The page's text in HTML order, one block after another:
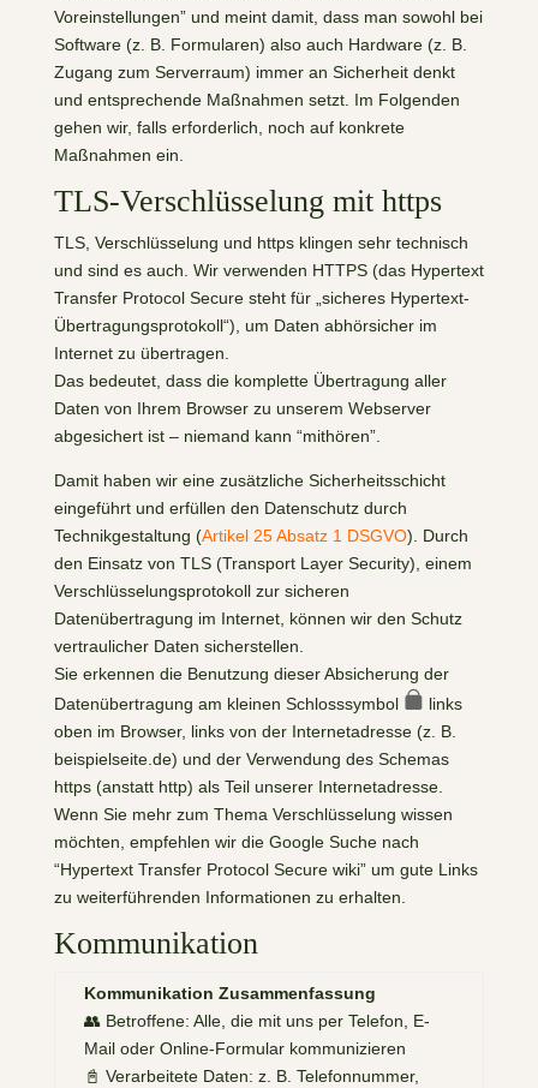
Voreinstellungen” und meint damit, dass man sowohl bei
Software (z. B. Formularen) also auch Hardware (z. B.
Zugang zum Serverraum) immer an Sicherheit denkt
und entsprechende Maßnahmen setzt. Im Folgenden
gehen wir, falls erforderlich, noch auf konkrete
Maßnahmen ein.
TLS-Verschlüsselung mit https
TLS, Verschlüsselung und https klingen sehr technisch
und sind es auch. Wir verwenden HTTPS (das Hypertext
Transfer Protocol Secure steht für „sicheres Hypertext-
Übertragungsprotokoll“), um Daten abhörsicher im
Internet zu übertragen.
Das bedeutet, dass die komplette Übertragung aller
Daten von Ihrem Browser zu unserem Webserver
abgesichert ist – niemand kann “mithören”.
Damit haben wir eine zusätzliche Sicherheitsschicht
eingeführt und erfüllen den Datenschutz durch
Technikgestaltung (Artikel 25 Absatz 1 DSGVO). Durch
den Einsatz von TLS (Transport Layer Security), einem
Verschlüsselungsprotokoll zur sicheren
Datenübertragung im Internet, können wir den Schutz
vertraulicher Daten sicherstellen.
Sie erkennen die Benutzung dieser Absicherung der
Datenübertragung am kleinen Schlosssymbol
links
oben im Browser, links von der Internetadresse (z. B.
beispielseite.de) und der Verwendung des Schemas
https (anstatt http) als Teil unserer Internetadresse.
Wenn Sie mehr zum Thema Verschlüsselung wissen
möchten, empfehlen wir die Google Suche nach
“Hypertext Transfer Protocol Secure wiki” um gute Links
zu weiterführenden Informationen zu erhalten.
Kommunikation
Kommunikation Zusammenfassung
👥 Betroffene: Alle, die mit uns per Telefon, E-
Mail oder Online-Formular kommunizieren
📓 Verarbeitete Daten: z. B. Telefonnummer,